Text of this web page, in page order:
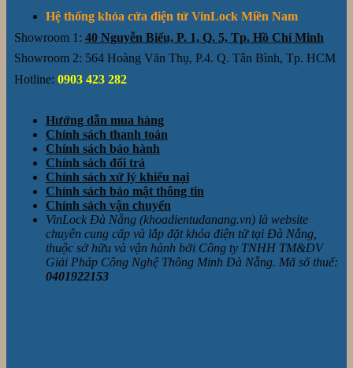
Hệ thống khóa cửa điện tử VinLock Miền Nam
Showroom 1: 40 Nguyễn Biểu, P. 1, Q. 5, Tp. Hồ Chí Minh
Showroom 2: 564 Hoàng Văn Thụ, P.4. Q. Tân Bình, Tp. HCM
Hotline: 0903 423 282
Hướng dẫn mua hàng
Chính sách thanh toán
Chính sách bảo hành
Chính sách đổi trả
Chính sách xử lý khiếu nại
Chính sách bảo mật thông tin
Chính sách vận chuyển
VinLock Đà Nẵng (khoadientudanang.vn) là website
chuyên cung cấp và lắp đặt khóa điện tử tại Đà Nẵng,
thuộc sở hữu và vận hành bởi Công ty TNHH TM&DV
Giải Pháp Công Nghệ Thông Minh Đà Nẵng. Mã số thuế:
0401922153